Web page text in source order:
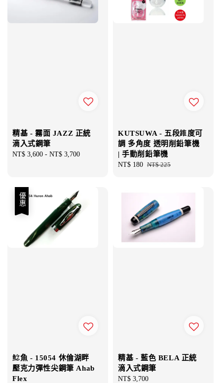
精基 - 霧面 JAZZ 正統
滴入式鋼筆
Regular
NT$ 3,600 - NT$ 3,700
KUTSUWA - 五段錐度可
調 多角度 透明削鉛筆機
| 手動削鉛筆機
Sale
NT$ 180 Regular
NT$ 225
優惠
鯰魚 - 15054 休倫湖畔
壓克力彈性尖鋼筆 Ahab
Flex
精基 - 藍色 BELA 正統
滴入式鋼筆
Regular
NT$ 3,700